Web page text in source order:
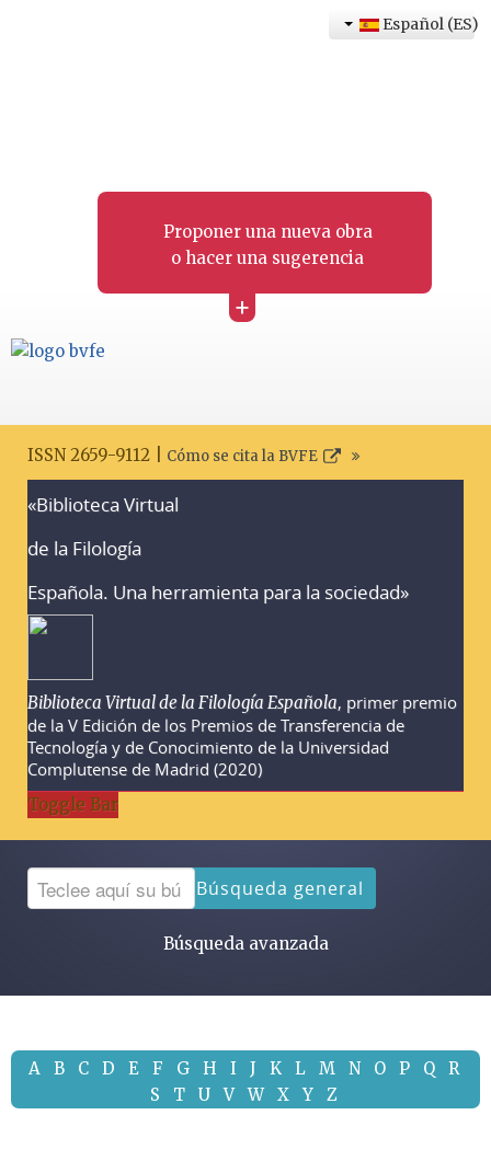
Proponer una nueva obra
o hacer una sugerencia
+
Español (ES)
ISSN 2659-9112 | Cómo se cita la BVFE
«Biblioteca Virtual
de la Filología
Española. Una herramienta para la sociedad»
Biblioteca Virtual de la Filología Española, primer premio
de la V Edición de los Premios de Transferencia de
Tecnología y de Conocimiento de la Universidad
Complutense de Madrid (2020)
Toggle Bar
Búsqueda general
Búsqueda avanzada
A B C D E F G H I J K L M N O P Q
R
S
T U V W X Y Z